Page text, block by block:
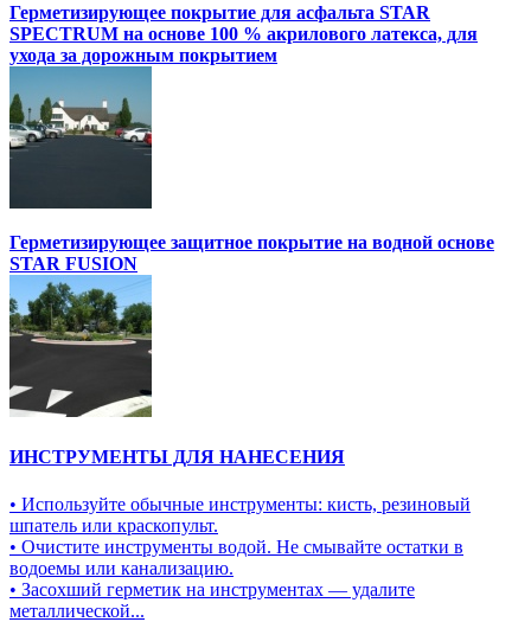
Герметизирующее покрытие для асфальта STAR
SPECTRUM на основе 100 % акрилового латекса, для
ухода за дорожным покрытием
Герметизирующее защитное покрытие на водной основе
STAR FUSION
ИНСТРУМЕНТЫ ДЛЯ НАНЕСЕНИЯ
• Используйте обычные инструменты: кисть, резиновый
шпатель или краскопульт.
• Очистите инструменты водой. Не смывайте остатки в
водоемы или канализацию.
• Засохший герметик на инструментах — удалите
металлической...